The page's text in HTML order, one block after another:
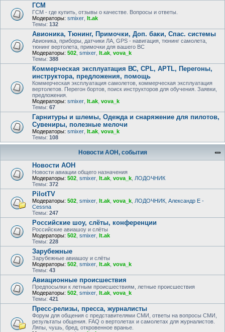
ГСМ
ГСМ - где купить, отзывы о качестве. Вопросы и ответы.
Модераторы: smixer lt.ak
Темы: 132
Авионика, Тюнинг, Примочки, Доп. баки, Спас. системы
Авионика, приборы, датчики ЛА, GPS - навигация, тюнинг самолета,
тюнинг вертолета, примочки для вашего ВС
Модераторы: 502 smixer lt.ak vova_k
Темы: 388
Коммерческая эксплуатация ВС, CPL, APTL, Перегоны,
инструктора, предложения, помощь
Коммерческая эксплуатация самолетов, коммерческая эксплуатация
вертолетов. Перегон бортов, поиск инструкторов для обучения. Заявки,
предложения.
Модераторы: smixer lt.ak vova_k
Темы: 67
Гарнитуры и шлемы, Одежда и снаряжение для пилотов,
Сувениры, полезные мелочи
Модераторы: smixer lt.ak vova_k
Темы: 108
Новости АОН, события
Новости АОН
Новости авиации общего назначения
Модераторы: 502 smixer lt.ak vova_k ЛОДОЧНИК
Темы: 372
PilotTV
Модераторы: 502 smixer lt.ak vova_k ЛОДОЧНИК Александр E -
Cessna
Темы: 247
Российские шоу, слёты, конференции
Российские авиашоу и слёты
Модераторы: 502 smixer lt.ak
Темы: 228
Зарубежные
Зарубежные авиашоу и слёты
Модераторы: 502 smixer lt.ak vova_k
Темы: 43
Авиационные происшествия
Предпосылки к летным происшествиям, летные происшествия
Модераторы: 502 smixer lt.ak vova_k
Темы: 421
Пресс-релизы, пресса, журналисты
Форум для общения с представителями СМИ, ответы на вопросы СМИ,
результаты общения. FAQ о вертолетах и самолетах для журналистов.
Ляпы, чушь, бред, откровенное вранье.